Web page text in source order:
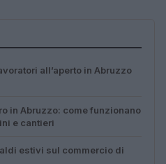
all’aperto in Abruzzo
in Abruzzo: come funzionano
e cantieri
estivi sul commercio di